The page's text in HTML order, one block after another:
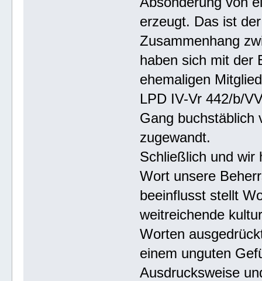
erzeugt. Das ist
Zusammenhang
haben sich mit der
ehemaligen
LPD IV-Vr 442/b/
Gang buchstäblich
zugewandt.
Schließlich und wir
Wort unsere
beeinflusst stellt
weitreichende
Worten
einem unguten
Ausdrucksweise